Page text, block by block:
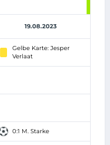
19.08.2023
Gelbe Karte: Jesper
Verlaat
0:1 M. Starke